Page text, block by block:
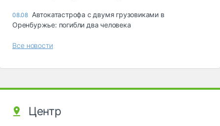
08.08 Автокатастрофа с двумя грузовиками в
Оренбуржье: погибли два человека
Все новости
Центр